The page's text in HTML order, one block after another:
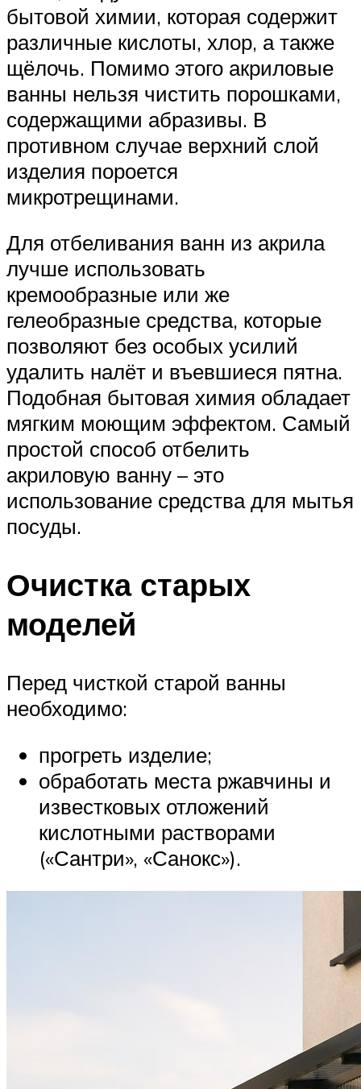
бытовой химии, которая содержит
различные кислоты, хлор, а также
щёлочь. Помимо этого акриловые
ванны нельзя чистить порошками,
содержащими абразивы. В
противном случае верхний слой
изделия пороется
микротрещинами.
Для отбеливания ванн из акрила
лучше использовать
кремообразные или же
гелеобразные средства, которые
позволяют без особых усилий
удалить налёт и въевшиеся пятна.
Подобная бытовая химия обладает
мягким моющим эффектом. Самый
простой способ отбелить
акриловую ванну – это
использование средства для мытья
посуды.
Очистка старых
моделей
Перед чисткой старой ванны
необходимо:
прогреть изделие;
обработать места ржавчины и
известковых отложений
кислотными растворами
(«Сантри», «Санокс»).